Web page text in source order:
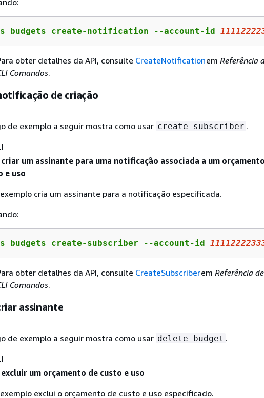
budgets create-notification --account-id
obter detalhes da API, consulte CreateNotificationem Referência
Comandos.
de criação
de exemplo a seguir mostra como usar create-subscriber .
criar um assinante para uma notificação associada a um
e uso
cria um assinante para a notificação especificada.
budgets create-subscriber --account-id
obter detalhes da API, consulte CreateSubscriberem Referência
Comandos.
assinante
de exemplo a seguir mostra como usar delete-budget .
excluir um orçamento de custo e uso
exclui o orçamento de custo e uso especificado.